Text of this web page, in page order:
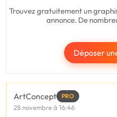
Trouvez gratuitement un
annonce. De
Déposer
ArtConcept PRO
28 novembre à 16:46